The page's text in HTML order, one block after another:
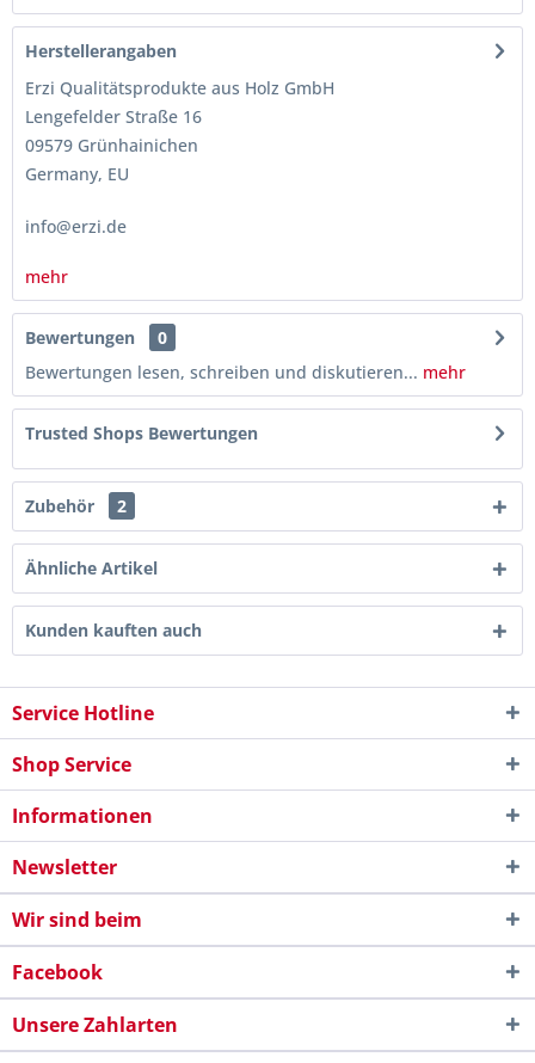
Herstellerangaben
Erzi Qualitätsprodukte aus Holz GmbH
Lengefelder Straße 16
09579 Grünhainichen
Germany, EU
info@erzi.de
mehr
Bewertungen
0
Bewertungen lesen, schreiben und diskutieren... mehr
Trusted Shops Bewertungen
Zubehör 2
Ähnliche Artikel
Kunden kauften auch
Service Hotline
Shop Service
Informationen
Newsletter
Wir sind beim
Facebook
Unsere Zahlarten